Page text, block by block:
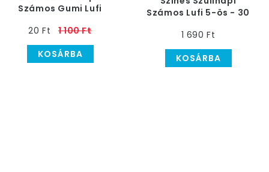
Számos Gumi Lufi
20 Ft
1 100 Ft
KOSÁRBA
Számos Lufi 5-ös - 30
1 690 Ft
KOSÁRBA